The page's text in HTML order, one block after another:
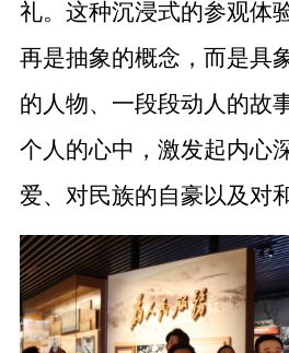
礼。这种沉浸式的参观体
再是抽象的概念，而是具
的人物、一段段动人的故
个人的心中，激发起内心
爱、对民族的自豪以及对